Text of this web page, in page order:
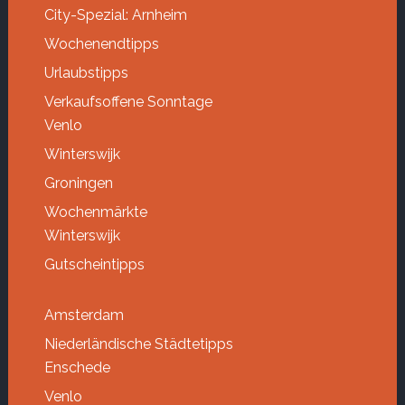
City-Spezial: Arnheim
Wochenendtipps
Urlaubstipps
Verkaufsoffene Sonntage
Venlo
Winterswijk
Groningen
Wochenmärkte
Winterswijk
Gutscheintipps
Amsterdam
Niederländische Städtetipps
Enschede
Venlo